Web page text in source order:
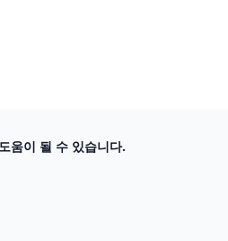
움이 될 수 있습니다.